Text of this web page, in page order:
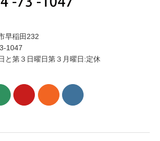
早稲田232
1047
と第３日曜日第３月曜日:定休